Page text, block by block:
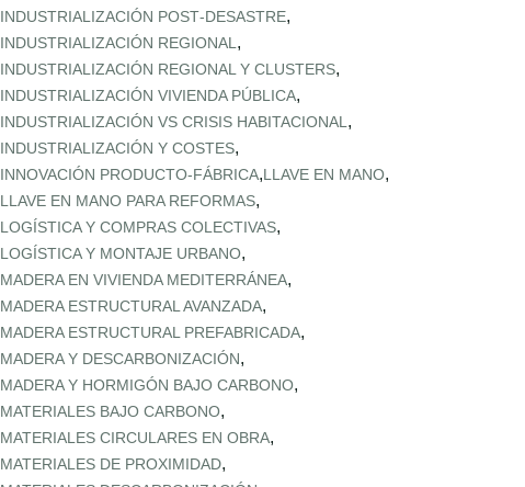
INDUSTRIALIZACIÓN POST‑DESASTRE,
INDUSTRIALIZACIÓN REGIONAL ,
INDUSTRIALIZACIÓN REGIONAL Y CLUSTERS,
INDUSTRIALIZACIÓN VIVIENDA PÚBLICA,
INDUSTRIALIZACIÓN VS CRISIS HABITACIONAL ,
INDUSTRIALIZACIÓN Y COSTES,
INNOVACIÓN PRODUCTO-FÁBRICA,LLAVE EN MANO,
LLAVE EN MANO PARA REFORMAS,
LOGÍSTICA Y COMPRAS COLECTIVAS,
LOGÍSTICA Y MONTAJE URBANO,
MADERA EN VIVIENDA MEDITERRÁNEA,
MADERA ESTRUCTURAL AVANZADA,
MADERA ESTRUCTURAL PREFABRICADA,
MADERA Y DESCARBONIZACIÓN,
MADERA Y HORMIGÓN BAJO CARBONO,
MATERIALES BAJO CARBONO,
MATERIALES CIRCULARES EN OBRA,
MATERIALES DE PROXIMIDAD,